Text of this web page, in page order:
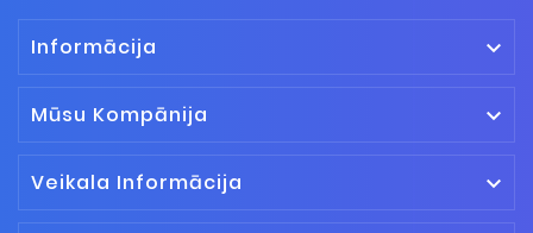
Informācija 
Mūsu Kompānija 
Veikala Informācija 